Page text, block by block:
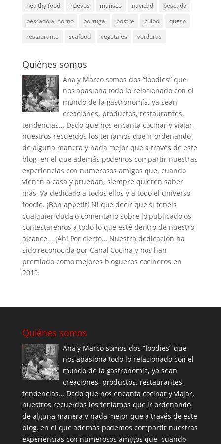
healthy food
huevos marisco navidad
pescado
pescado al horno
portugal postre pulpo
queso
restaurante
seafood vegetales verduras
Quiénes somos
Ana y Marco somos dos “foodies” que
nos apasiona todo lo relacionado con el
mundo de la gastronomía, ya sean
creaciones, productos, restaurantes,
tendencias… Dado que nos encanta cocinar y viajar,
nuestros recuerdos los teníamos que ir ordenando
de alguna manera y nada mejor que a través de este
blog, en el que además podemos compartir nuestras
experiencias con numerosos amigos que, cuando
vienen a casa y prueban, siempre quieren saber
más. Va dedicado a todos ellos y a todo el universo
foodie. ¡Bon appetit! Ni que decir que si tenéis
cualquier duda o comentario sobre lo publicado os
contestaremos a todo lo que esté dentro de nuestro
alcance. . ¡Ah! Por cierto... Nuestra dedicación ha
sido reconocida por Canal Cocina y nos han
premiado como mejores blogueros cocineros en
2019.
Quiénes somos
Ana y Marco somos dos “foodies” que
nos apasiona todo lo relacionado con el
mundo de la gastronomía, ya sean
creaciones, productos, restaurantes,
tendencias… Dado que nos encanta cocinar y viajar,
nuestros recuerdos los teníamos que ir ordenando
de alguna manera y nada mejor que a través de este
blog, en el que además podemos compartir nuestras
experiencias con numerosos amigos que, cuando